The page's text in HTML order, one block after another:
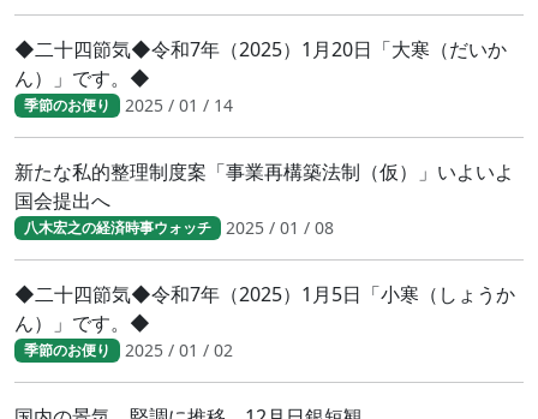
◆二十四節気◆令和7年（2025）1月20日「大寒（だいか
ん）」です。◆
季節のお便り 2025 / 01 / 14
新たな私的整理制度案「事業再構築法制（仮）」いよいよ
国会提出へ
八木宏之の経済時事ウォッチ 2025 / 01 / 08
◆二十四節気◆令和7年（2025）1月5日「小寒（しょうか
ん）」です。◆
季節のお便り 2025 / 01 / 02